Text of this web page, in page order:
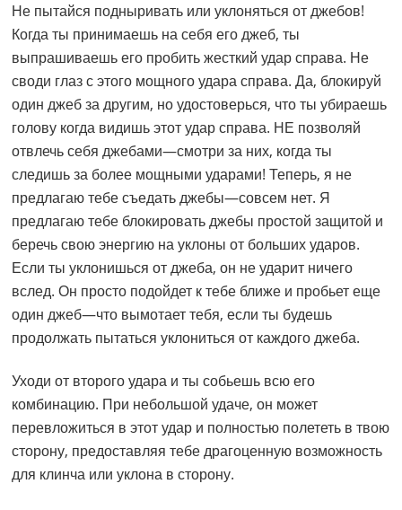
Не пытайся подныривать или уклоняться от джебов!
Когда ты принимаешь на себя его джеб, ты
выпрашиваешь его пробить жесткий удар справа. Не
своди глаз с этого мощного удара справа. Да, блокируй
один джеб за другим, но удостоверься, что ты убираешь
голову когда видишь этот удар справа. НЕ позволяй
отвлечь себя джебами—смотри за них, когда ты
следишь за более мощными ударами! Теперь, я не
предлагаю тебе съедать джебы—совсем нет. Я
предлагаю тебе блокировать джебы простой защитой и
беречь свою энергию на уклоны от больших ударов.
Если ты уклонишься от джеба, он не ударит ничего
вслед. Он просто подойдет к тебе ближе и пробьет еще
один джеб—что вымотает тебя, если ты будешь
продолжать пытаться уклониться от каждого джеба.
Уходи от второго удара и ты собьешь всю его
комбинацию. При небольшой удаче, он может
перевложиться в этот удар и полностью полететь в твою
сторону, предоставляя тебе драгоценную возможность
для клинча или уклона в сторону.